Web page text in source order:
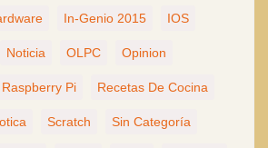
In-Genio 2015 IOS
Noticia OLPC Opinion
Raspberry Pi Recetas De Cocina
Scratch Sin Categoría